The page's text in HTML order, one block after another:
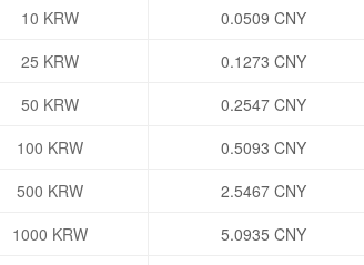
10 KRW
0.0509 CNY
25 KRW
0.1273 CNY
50 KRW
0.2547 CNY
100 KRW
0.5093 CNY
500 KRW
2.5467 CNY
1000 KRW
5.0935 CNY